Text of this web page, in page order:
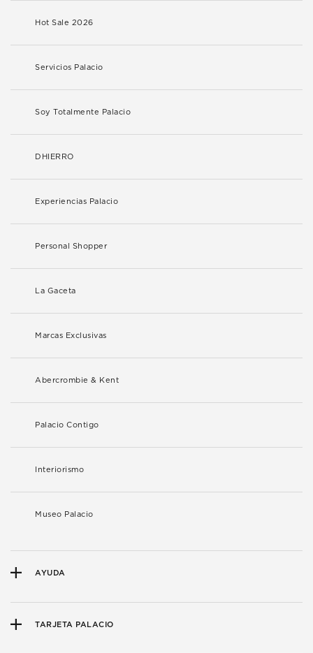
Hot Sale 2026
Servicios Palacio
Soy Totalmente Palacio
DHIERRO
Experiencias Palacio
Personal Shopper
La Gaceta
Marcas Exclusivas
Abercrombie & Kent
Palacio Contigo
Interiorismo
Museo Palacio
AYUDA
TARJETA PALACIO